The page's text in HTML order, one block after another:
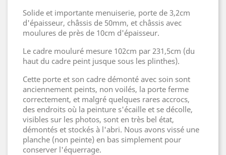
Solide et importante menuiserie, porte de 3,2cm
d'épaisseur, châssis de 50mm, et châssis avec
moulures de près de 10cm d'épaisseur.
Le cadre mouluré mesure 102cm par 231,5cm (du
haut du cadre peint jusque sous les plinthes).
Cette porte et son cadre démonté avec soin sont
anciennement peints, non voilés, la porte ferme
correctement, et malgré quelques rares accrocs,
des endroits où la peinture s'écaille et se décolle,
visibles sur les photos, sont en très bel état,
démontés et stockés à l'abri. Nous avons vissé une
planche (non peinte) en bas simplement pour
conserver l'équerrage.